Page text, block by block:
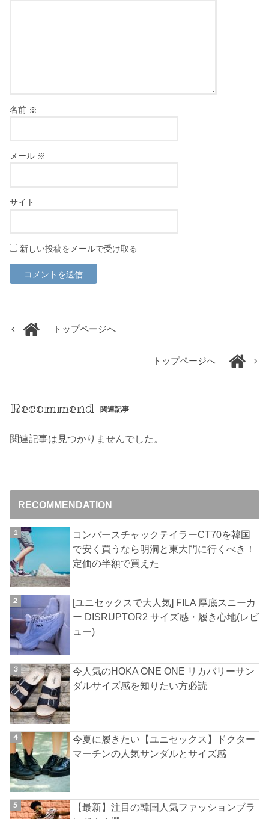
名前 ※
メール ※
サイト
新しい投稿をメールで受け取る
トップページへ
トップページへ
Recommend 関連記事
関連記事は見つかりませんでした。
RECOMMENDATION
コンバースチャックテイラーCT70を韓国
で安く買うなら明洞と東大門に行くべき！
定価の半額で買えた
[ユニセックスで大人気] FILA 厚底スニーカ
ー DISRUPTOR2 サイズ感・履き心地(レビ
ュー)
今人気のHOKA ONE ONE リカバリーサン
ダルサイズ感を知りたい方必読
今夏に履きたい【ユニセックス】ドクター
マーチンの人気サンダルとサイズ感
【最新】注目の韓国人気ファッションブラ